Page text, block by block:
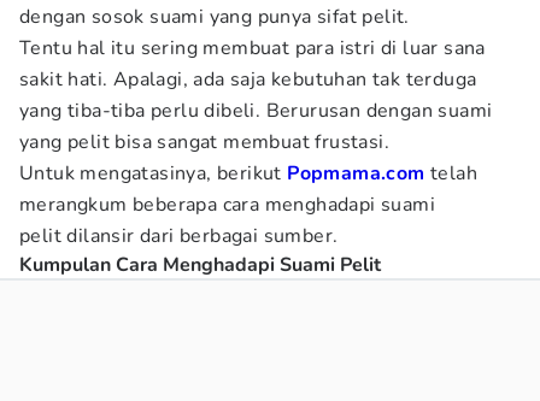
dengan sosok suami yang punya sifat pelit.
Tentu hal itu sering membuat para istri di luar sana
sakit hati. Apalagi, ada saja kebutuhan tak terduga
yang tiba-tiba perlu dibeli. Berurusan dengan suami
yang pelit bisa sangat membuat frustasi.
Untuk mengatasinya, berikut Popmama.com telah
merangkum beberapa cara menghadapi suami
pelit dilansir dari berbagai sumber.
Kumpulan Cara Menghadapi Suami Pelit